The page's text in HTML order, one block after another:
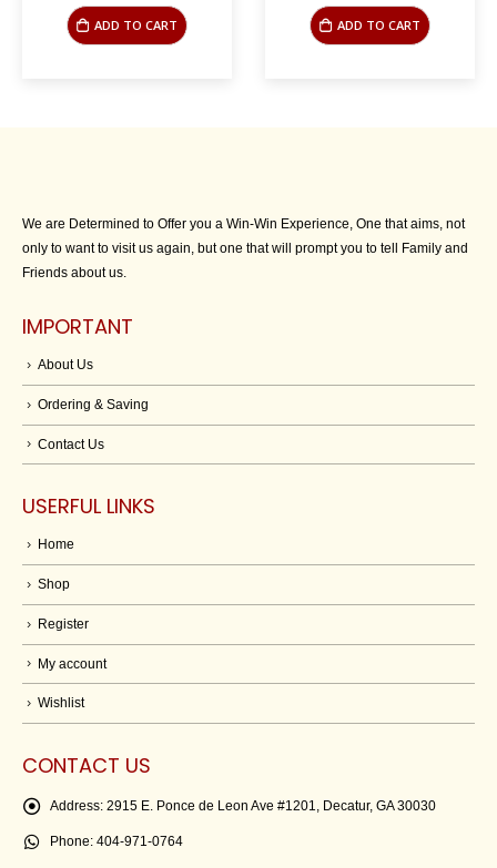
$45.00.
is:
$4.95.
ADD TO CART
$35.00.
is:
$9.95.
ADD TO CART
We are Determined to Offer you a Win-Win Experience, One that aims, not
only to want to visit us again, but one that will prompt you to tell Family and
Friends about us.
IMPORTANT
About Us
Ordering & Saving
Contact Us
USERFUL LINKS
Home
Shop
Register
My account
Wishlist
CONTACT US
Address: 2915 E. Ponce de Leon Ave #1201, Decatur, GA 30030
Phone: 404-971-0764